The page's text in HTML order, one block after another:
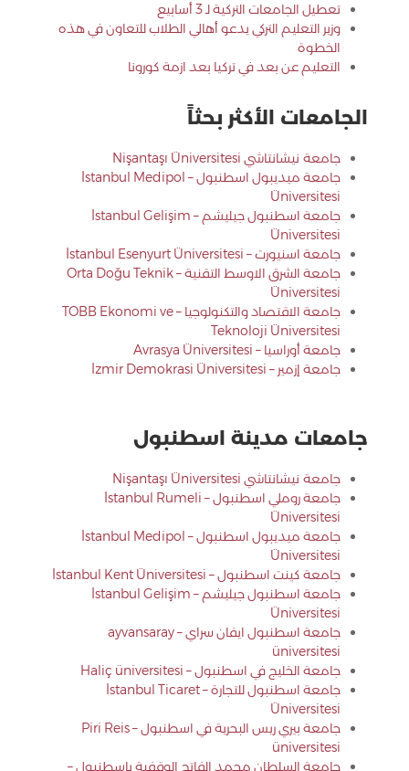
تعطيل الجامعات التركية لـ 3 أسابيع
وزير التعليم التركي يدعو أهالي الطلاب للتعاون في هذه
الخطوة
التعليم عن بعد في تركيا بعد ازمة كورونا
الجامعات الأكثر بحثاً
جامعة نيشانتاشي Nişantaşı Üniversitesi
جامعة ميديبول اسطنبول – İstanbul Medipol
Üniversitesi
جامعة اسطنبول جيليشم – İstanbul Gelişim
Üniversitesi
جامعة اسنيورت – İstanbul Esenyurt Üniversitesi
جامعة الشرق الاوسط التقنية – Orta Doğu Teknik
Üniversitesi
جامعة الاقتصاد والتكنولوجيا – TOBB Ekonomi ve
Teknoloji Üniversitesi
جامعة أوراسيا – Avrasya Üniversitesi
جامعة إزمير – İzmir Demokrasi Üniversitesi
جامعات مدينة اسطنبول
جامعة نيشانتاشي Nişantaşı Üniversitesi
جامعة روملي اسطنبول – İstanbul Rumeli
Üniversitesi
جامعة ميديبول اسطنبول – İstanbul Medipol
Üniversitesi
جامعة كينت اسطنبول – İstanbul Kent Üniversitesi
جامعة اسطنبول جيليشم – İstanbul Gelişim
Üniversitesi
جامعة اسطنبول ايفان سراي – ayvansaray
üniversitesi
جامعة الخليج في اسطنبول – Haliç üniversitesi
جامعة اسطنبول للتجارة – İstanbul Ticaret
Üniversitesi
جامعة بيري ريس البحرية في اسطنبول – Piri Reis
üniversitesi
جامعة السلطان محمد الفاتح الوقفية باسطنبول –